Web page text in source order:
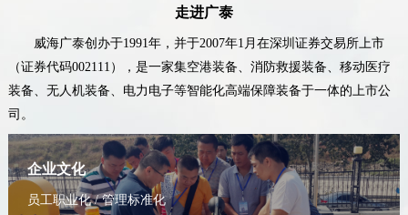
走进广泰
威海广泰创办于1991年，并于2007年1月在深圳证券交易所上市
（证券代码002111），是一家集空港装备、消防救援装备、移动医疗
装备、无人机装备、电力电子等智能化高端保障装备于一体的上市公
司。
企业文化
员工职业化 / 管理标准化